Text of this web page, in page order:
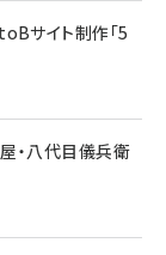
サイト制作「5
・八代目儀兵衛